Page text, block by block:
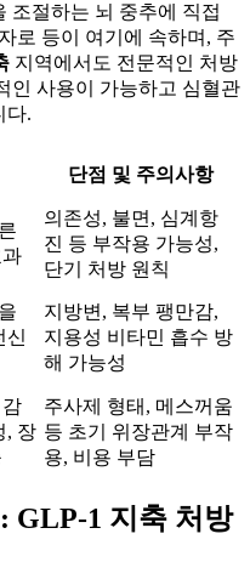
조절하는 뇌 중추에 직접
로 등이 여기에 속하며, 주
지역에서도 전문적인 처방
인 사용이 가능하고 심혈관
다.
단점 및 주의사항
의존성, 불면, 심계항
진 등 부작용 가능성,
단기 처방 원칙
신
지방변, 복부 팽만감,
지용성 비타민 흡수 방
해 가능성
, 장
주사제 형태, 메스꺼움
등 초기 위장관계 부작
용, 비용 부담
GLP-1 지축 처방